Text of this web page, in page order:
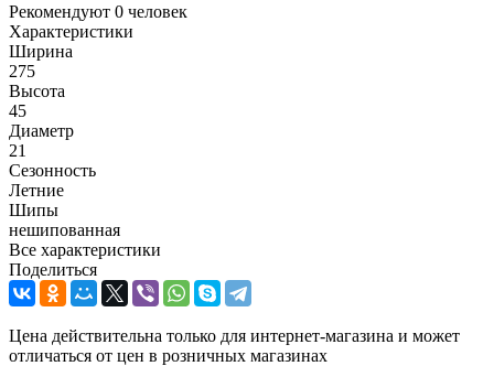
Рекомендуют 0 человек
Характеристики
Ширина
275
Высота
45
Диаметр
21
Сезонность
Летние
Шипы
нешипованная
Все характеристики
Поделиться
Цена действительна только для интернет-магазина и может
отличаться от цен в розничных магазинах